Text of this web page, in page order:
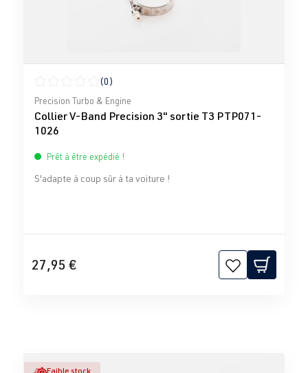
Note moyenne de 0 sur 5 étoiles
(0)
Precision Turbo & Engine
Collier V-Band Precision 3" sortie T3 PTP071-
1026
Prêt à être expédié !
S'adapte à coup sûr à ta voiture !
27,95 €
Faible stock